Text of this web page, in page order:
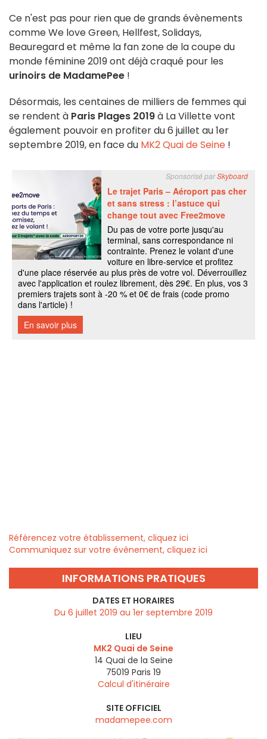
Ce n'est pas pour rien que de grands évènements
comme We love Green, Hellfest, Solidays,
Beauregard et même la fan zone de la coupe du
monde féminine 2019 ont déjà craqué pour les
urinoirs de MadamePee !
Désormais, les centaines de milliers de femmes qui
se rendent à Paris Plages 2019à La Villette vont
également pouvoir en profiter du 6 juillet au 1er
septembre 2019, en face du MK2 Quai de Seine !
Référencez votre établissement, cliquez ici
Communiquez sur votre évènement, cliquez ici
INFORMATIONS PRATIQUES
DATES ET HORAIRES
Du 6 juillet 2019 au 1er septembre 2019
LIEU
MK2 Quai de Seine
14 Quai de la Seine
75019 Paris 19
Calcul d'itinéraire
SITE OFFICIEL
madamepee.com